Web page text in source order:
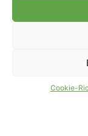
Cookie-
PARTNER WERDEN